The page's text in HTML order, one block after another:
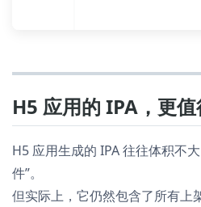
H5 应用的 IPA，更
H5 应用生成的 IPA 往往体积不
件”。
但实际上，它仍然包含了所有上